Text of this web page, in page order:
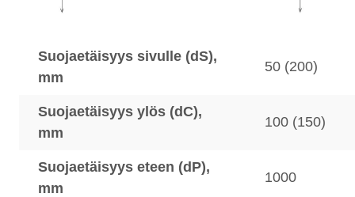
Suojaetäisyys sivulle (dS),
mm
50 (200)
Suojaetäisyys ylös (dC),
mm
100 (150)
Suojaetäisyys eteen (dP),
mm
1000